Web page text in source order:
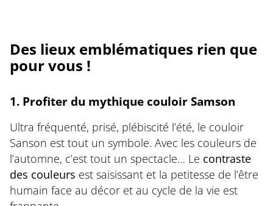
Des lieux emblématiques rien que
pour vous !
1. Profiter du mythique couloir Samson
Ultra fréquenté, prisé, plébiscité l’été, le couloir
Sanson est tout un symbole. Avec les couleurs de
l’automne, c’est tout un spectacle… Le contraste
des couleurs est saisissant et la petitesse de l’être
humain face au décor et au cycle de la vie est